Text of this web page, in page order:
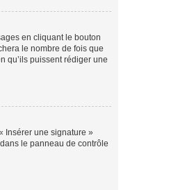
en cliquant le bouton
le nombre de fois que
qu’ils puissent rédiger une
Insérer une signature »
le panneau de contrôle